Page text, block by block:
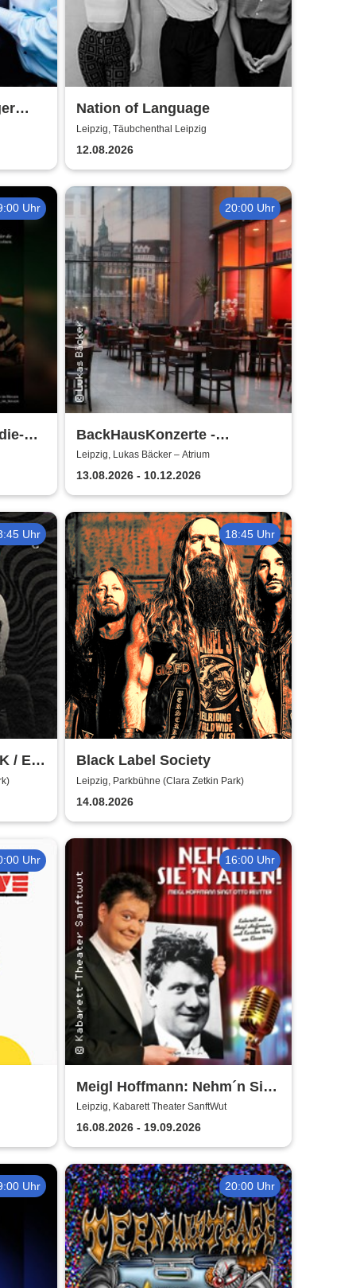
Nation of Language
Leipzig, Täubchenthal Leipzig
12.08.2026
Uhr 20:00 Uhr
BackHausKonzerte -
Kammermusik mit der
Sinfonia Leipzig
Leipzig, Lukas Bäcker – Atrium
13.08.2026 - 10.12.2026
Uhr
/ EU
18:45 Uhr
Black Label Society
Leipzig, Parkbühne (Clara Zetkin Park)
14.08.2026
Uhr 16:00 Uhr
Meigl Hoffmann: Nehm´n Sie
´n Alten! - Ein Otto Reutter-
Abend
Leipzig, Kabarett Theater SanftWut
16.08.2026 - 19.09.2026
Uhr 20:00 Uhr